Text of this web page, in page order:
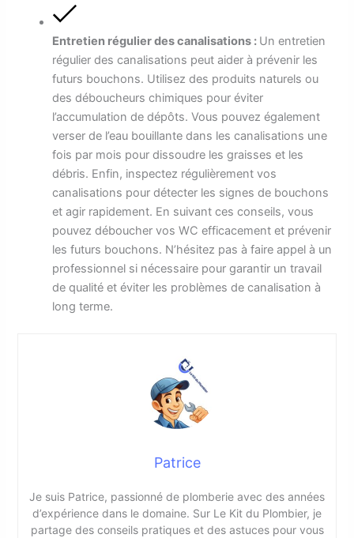
Entretien régulier des canalisations : Un entretien
régulier des canalisations peut aider à prévenir les
futurs bouchons. Utilisez des produits naturels ou
des déboucheurs chimiques pour éviter
l’accumulation de dépôts. Vous pouvez également
verser de l’eau bouillante dans les canalisations une
fois par mois pour dissoudre les graisses et les
débris. Enfin, inspectez régulièrement vos
canalisations pour détecter les signes de bouchons
et agir rapidement. En suivant ces conseils, vous
pouvez déboucher vos WC efficacement et prévenir
les futurs bouchons. N’hésitez pas à faire appel à un
professionnel si nécessaire pour garantir un travail
de qualité et éviter les problèmes de canalisation à
long terme.
Patrice
Je suis Patrice, passionné de plomberie avec des années
d’expérience dans le domaine. Sur Le Kit du Plombier, je
partage des conseils pratiques et des astuces pour vous